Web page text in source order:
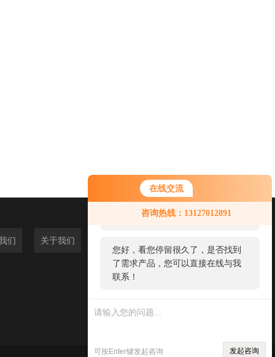
在线交流
咨询热线：13127012891
您好！欢迎前来咨询，很高兴为您
服务，请问您要咨询什么问题呢？
您好，看您停留很久了，是否找到
了需求产品，您可以直接在线与我
联系！
可按Enter键发起咨询 发起咨询
们 关于我们